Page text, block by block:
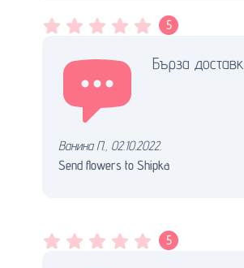
5
Бърза
Ванина П., 02.10.2022.
Send flowers to Shipka
5